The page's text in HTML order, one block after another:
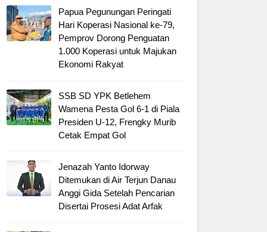
Papua Pegunungan Peringati
Hari Koperasi Nasional ke-79,
Pemprov Dorong Penguatan
1.000 Koperasi untuk Majukan
Ekonomi Rakyat
SSB SD YPK Betlehem
Wamena Pesta Gol 6-1 di Piala
Presiden U-12, Frengky Murib
Cetak Empat Gol
Jenazah Yanto Idorway
Ditemukan di Air Terjun Danau
Anggi Gida Setelah Pencarian
Disertai Prosesi Adat Arfak